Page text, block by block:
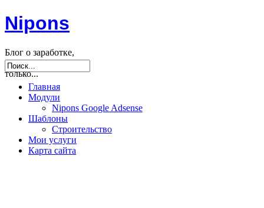
Nipons
Блог о заработке,
seo, joomla и не
только...
Главная
Модули
Nipons Google Adsense
Шаблоны
Строительство
Мои услуги
Карта сайта